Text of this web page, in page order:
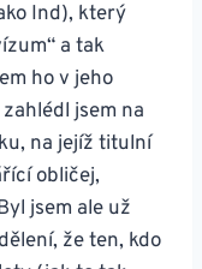
Ind), který
a tak
ho v jeho
jsem na
na jejíž titulní
obličej,
jsem ale už
že ten, kdo